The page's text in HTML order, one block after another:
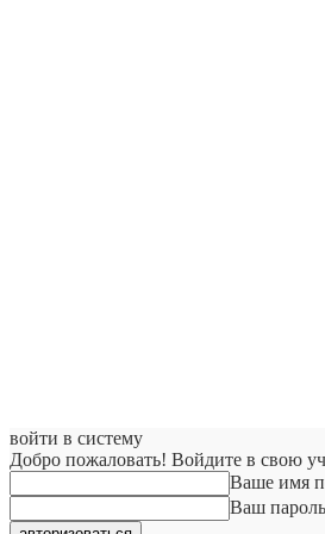
войти в систему
Добро пожаловать! Войдите в свою
Ваше имя
Ваш пароль